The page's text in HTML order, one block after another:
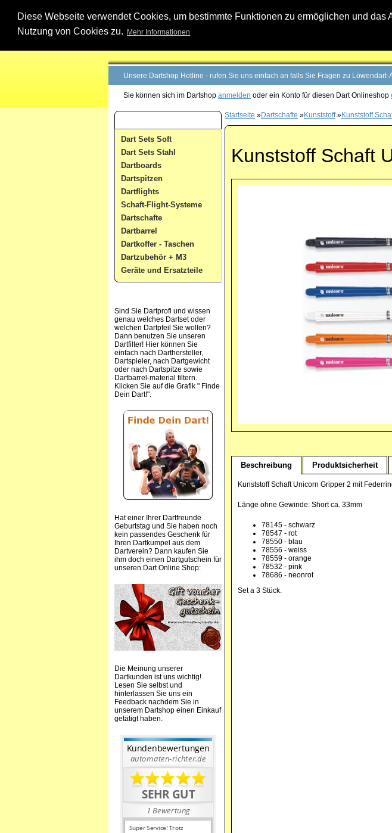
Diese Webseite verwendet Cookies, um bestimmte Funktionen zu ermöglichen und
Nutzung von Cookies zu.
Mehr Informationen
Unsere Dartshop Hotline - rufen Sie uns einfach an falls Sie Fragen zu
Sie können sich im Dartshop anmelden oder ein Konto für diesen Dart Onlineshop
Dart Sets Soft
Dart Sets Stahl
Dartboards
Dartspitzen
Dartflights
Schaft-Flight-Systeme
Dartschafte
Dartbarrel
Dartkoffer - Taschen
Dartzubehör + M3
Geräte und Ersatzteile
Sind Sie Dartprofi und wissen
genau welches Dartset oder
welchen Dartpfeil Sie wollen?
Dann benutzen Sie unseren
Dartfilter! Hier können Sie
einfach nach Darthersteller,
Dartspieler, nach Dartgewicht
oder nach Dartspitze sowie
Dartbarrel-material filtern.
Klicken Sie auf die Grafik " Finde
Dein Dart!".
Hat einer Ihrer Dartfreunde
Geburtstag und Sie haben noch
kein passendes Geschenk für
Ihren Dartkumpel aus dem
Dartverein? Dann kaufen Sie
ihm doch einen Dartgutschein für
unseren Dart Online Shop:
Die Meinung unserer
Dartkunden ist uns wichtig!
Lesen Sie selbst und
hinterlassen Sie uns ein
Feedback nachdem Sie in
unserem Dartshop einen Einkauf
getätigt haben.
Startseite »Dartschafte »Kunststoff»Kunststoff
Kunststoff Schaft
Beschreibung Produktsicherheit
Kunststoff Schaft Unicorn Gripper 2 mit
Länge ohne Gewinde: Short ca. 33mm
78145 - schwarz
78547 - rot
78550 - blau
78556 - weiss
78559 - orange
78532 - pink
78686 - neonrot
Set a 3 Stück.